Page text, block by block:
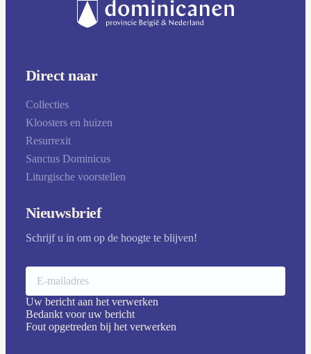
Direct naar
Collecties
Kloosters en huizen
Resurrexit
Sanctus Dominicus
Liturgische voorstellen
Nieuwsbrief
Schrijf u in om op de hoogte te blijven!
Uw bericht aan het verwerken
Bedankt voor uw bericht
Fout opgetreden bij het verwerken